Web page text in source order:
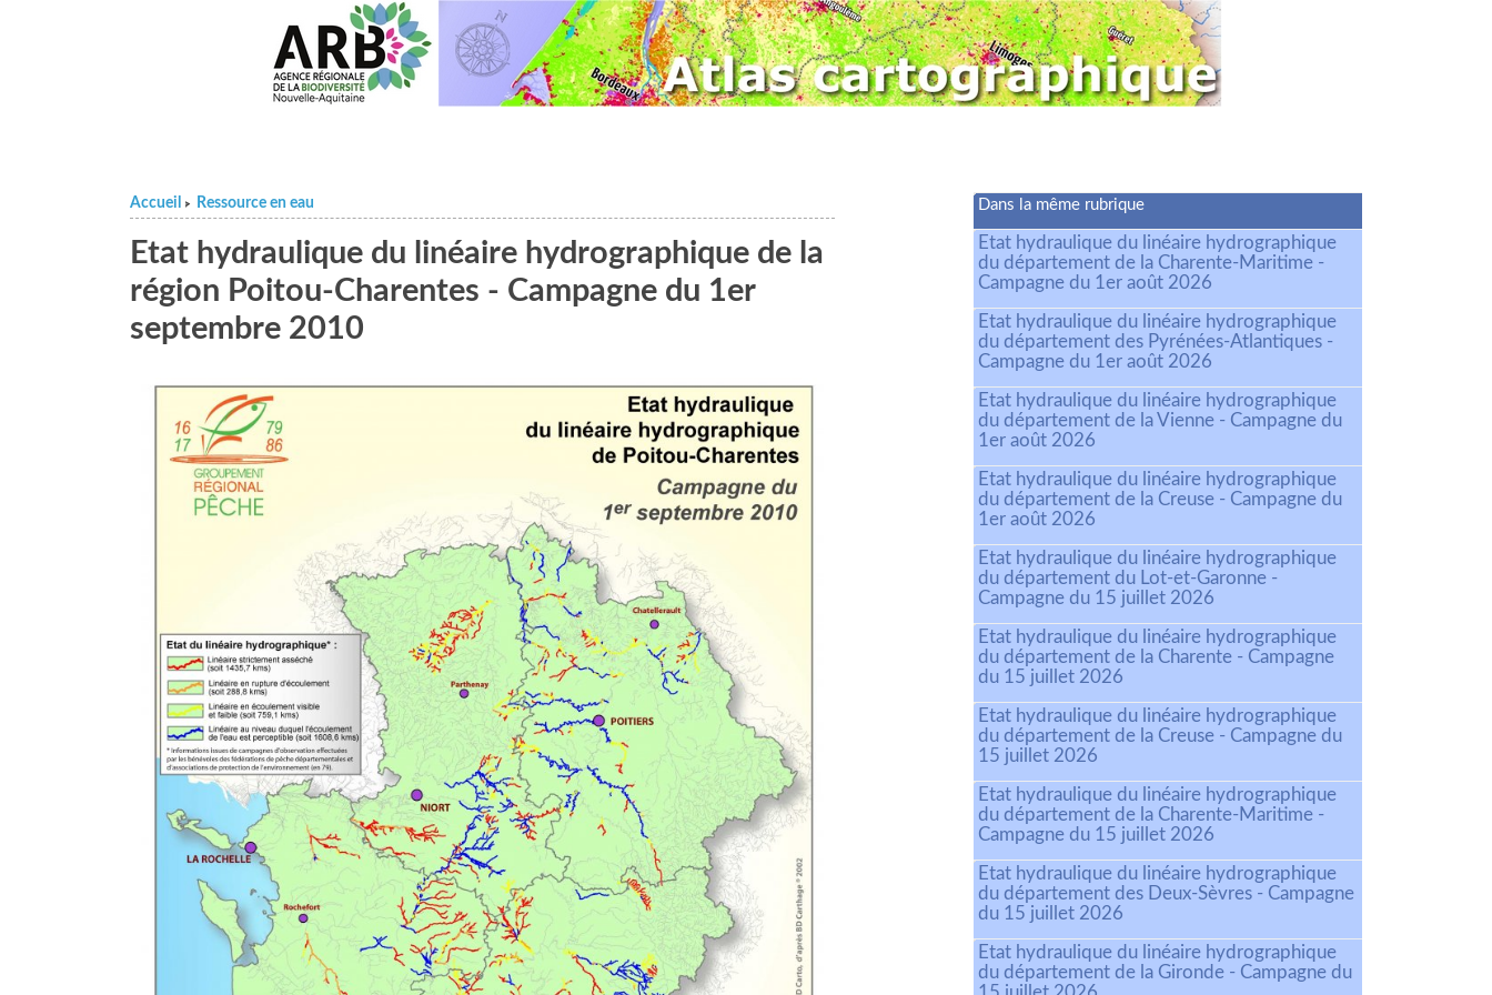
Accueil > Ressource en eau
Etat hydraulique du linéaire hydrographique de la
région Poitou-Charentes - Campagne du 1er
septembre 2010
Dans la même rubrique
Etat hydraulique du linéaire hydrographique
du département de la Charente-Maritime -
Campagne du 1er août 2026
Etat hydraulique du linéaire hydrographique
du département des Pyrénées-Atlantiques -
Campagne du 1er août 2026
Etat hydraulique du linéaire hydrographique
du département de la Vienne - Campagne du
1er août 2026
Etat hydraulique du linéaire hydrographique
du département de la Creuse - Campagne du
1er août 2026
Etat hydraulique du linéaire hydrographique
du département du Lot-et-Garonne -
Campagne du 15 juillet 2026
Etat hydraulique du linéaire hydrographique
du département de la Charente - Campagne
du 15 juillet 2026
Etat hydraulique du linéaire hydrographique
du département de la Creuse - Campagne du
15 juillet 2026
Etat hydraulique du linéaire hydrographique
du département de la Charente-Maritime -
Campagne du 15 juillet 2026
Etat hydraulique du linéaire hydrographique
du département des Deux-Sèvres - Campagne
du 15 juillet 2026
Etat hydraulique du linéaire hydrographique
du département de la Gironde - Campagne du